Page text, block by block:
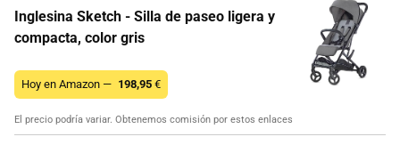
Inglesina Sketch - Silla de paseo ligera y
compacta, color gris
Hoy en Amazon — 198,95 €
El precio podría variar. Obtenemos comisión por estos enlaces